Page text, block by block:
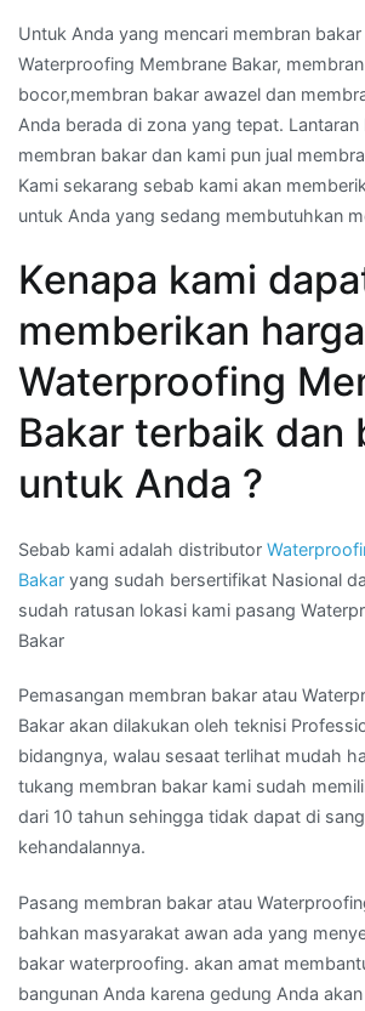
Untuk Anda yang mencari membran
Waterproofing Membrane Bakar,
bocor,membran bakar awazel dan
Anda berada di zona yang tepat.
membran bakar dan kami pun jual
Kami sekarang sebab kami akan
untuk Anda yang sedang membutuhkan
Kenapa kami
memberikan harga
Waterproofing
Bakar terbaik dan
untuk Anda ?
Sebab kami adalah distributor
Bakar yang sudah bersertifikat Nasional
sudah ratusan lokasi kami pasang
Bakar
Pemasangan membran bakar atau
Bakar akan dilakukan oleh teknisi
bidangnya, walau sesaat terlihat mudah
tukang membran bakar kami sudah
dari 10 tahun sehingga tidak dapat di
kehandalannya.
Pasang membran bakar atau
bahkan masyarakat awan ada yang
bakar waterproofing. akan amat
bangunan Anda karena gedung Anda